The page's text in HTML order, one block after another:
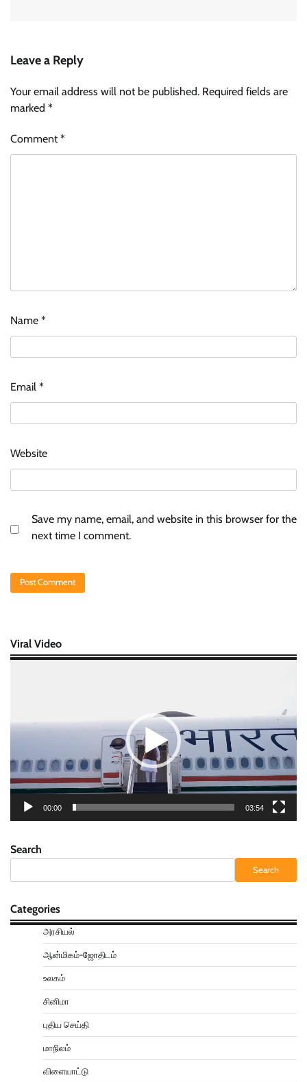
Leave a Reply
Your email address will not be published. Required fields are
marked *
Comment*
Name *
Email *
Website
Save my name, email, and website in this browser for the
next time I comment.
Viral Video
00:00 03:54
Search
Search
Categories
அரசியல்
ஆன்மிகம்-ஜோதிடம்
உலகம்
சினிமா
புதிய செய்தி
மாநிலம்
விளையாட்டு